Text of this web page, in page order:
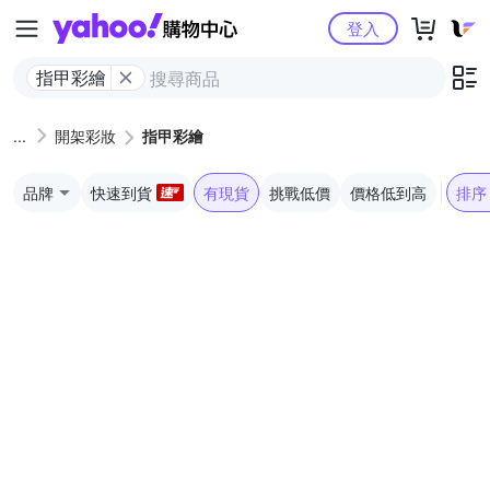
Yahoo購物中心
指甲彩繪
登入
開架彩妝 指甲彩繪
品牌 快速到貨 有現貨 挑戰低價 價格低到高 排序